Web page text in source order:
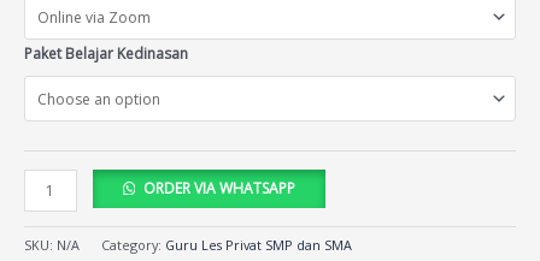
Paket Belajar Kedinasan
ORDER VIA WHATSAPP
SKU: N/A Category: Guru Les Privat SMP dan SMA